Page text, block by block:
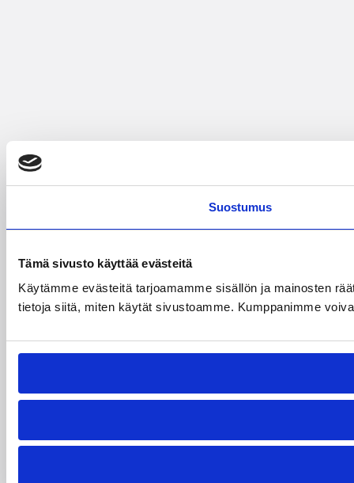
Suostumus
Tämä sivusto käyttää evästeitä
Käytämme evästeitä tarjoamamme sisällön ja mainosten
tietoja siitä, miten käytät sivustoamme. Kumppanimme